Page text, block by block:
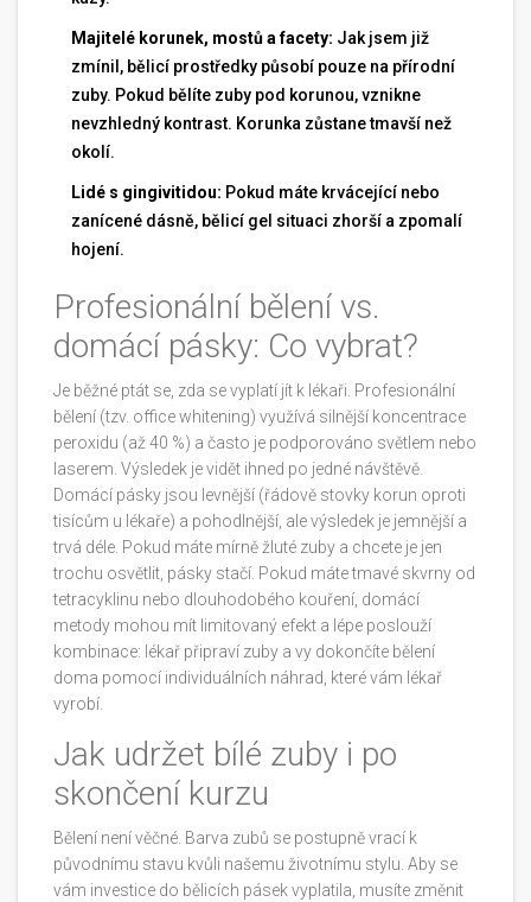
Majitelé korunek, mostů a facety: Jak jsem již
zmínil, bělicí prostředky působí pouze na přírodní
zuby. Pokud bělíte zuby pod korunou, vznikne
nevzhledný kontrast. Korunka zůstane tmavší než
okolí.
Lidé s gingivitidou: Pokud máte krvácející nebo
zanícené dásně, bělicí gel situaci zhorší a zpomalí
hojení.
Profesionální bělení vs.
domácí pásky: Co vybrat?
Je běžné ptát se, zda se vyplatí jít k lékaři. Profesionální
bělení (tzv. office whitening) využívá silnější koncentrace
peroxidu (až 40 %) a často je podporováno světlem nebo
laserem. Výsledek je vidět ihned po jedné návštěvě.
Domácí pásky jsou levnější (řádově stovky korun oproti
tisícům u lékaře) a pohodlnější, ale výsledek je jemnější a
trvá déle. Pokud máte mírně žluté zuby a chcete je jen
trochu osvětlit, pásky stačí. Pokud máte tmavé skvrny od
tetracyklinu nebo dlouhodobého kouření, domácí
metody mohou mít limitovaný efekt a lépe poslouží
kombinace: lékař připraví zuby a vy dokončíte bělení
doma pomocí individuálních náhrad, které vám lékař
vyrobí.
Jak udržet bílé zuby i po
skončení kurzu
Bělení není věčné. Barva zubů se postupně vrací k
původnímu stavu kvůli našemu životnímu stylu. Aby se
vám investice do bělicích pásek vyplatila, musíte změnit